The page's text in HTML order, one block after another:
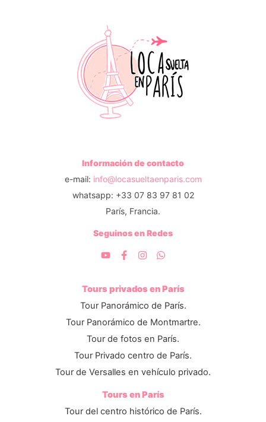
Información de contacto
e-mail: info@locasueltaenparis.com
whatsapp: +33 07 83 97 81 02
París, Francia.
Seguinos en Redes
Tours privados en París
Tour Panorámico de París.
Tour Panorámico de Montmartre.
Tour de fotos en París.
Tour Privado centro de París.
Tour de Versalles en vehículo privado.
Tours en París
Tour del centro histórico de París.